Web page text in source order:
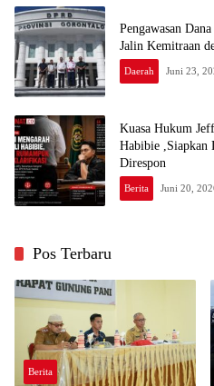
Pengawasan
Jalin Kemitraan
Daerah Juni 23,
Kuasa Hukum
Habibie ,Siapkan
Direspon
Berita Juni 20,
Pos Terbaru
Berita